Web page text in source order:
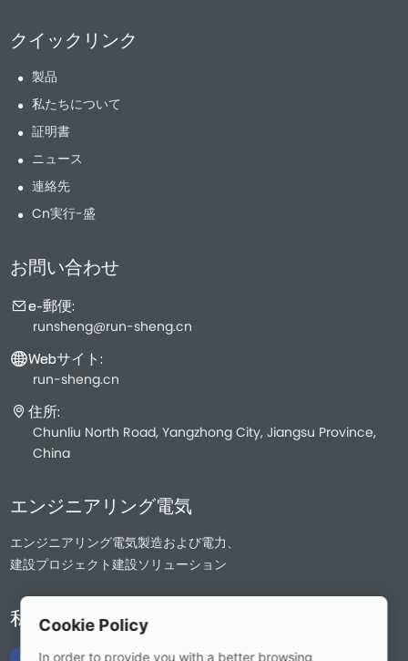
クイックリンク
製品
私たちについて
証明書
ニュース
連絡先
Cn実行-盛
お問い合わせ
e-郵便:
runsheng@run-sheng.cn
Webサイト:
run-sheng.cn
住所:
Chunliu North Road, Yangzhong City, Jiangsu Province,
China
エンジニアリング電気
エンジニアリング電気製造および電力、
建設プロジェクト建設ソリューション
私たちに従ってください
Cookie Policy
In order to provide you with a better browsing